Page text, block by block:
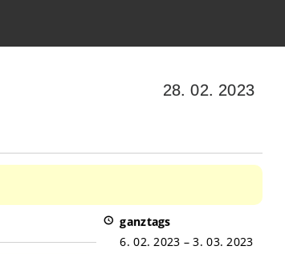
28. 02. 2023
ganztags
6. 02. 2023 –3. 03. 2023